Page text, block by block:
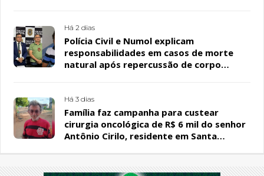
Há 2 dias
Polícia Civil e Numol explicam
responsabilidades em casos de morte
natural após repercussão de corpo
Há 3 dias
Família faz campanha para custear
cirurgia oncológica de R$ 6 mil do senhor
Antônio Cirilo, residente em Santa